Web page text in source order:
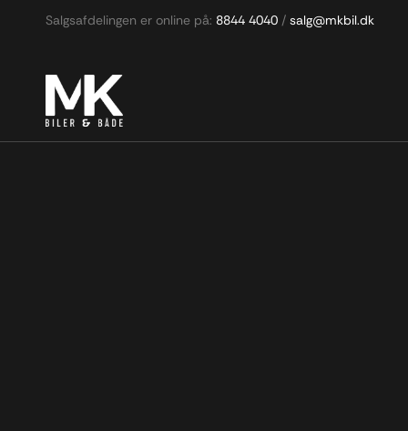
Salgsafdelingen er online på: 8844 4040 / salg@mkbil.dk